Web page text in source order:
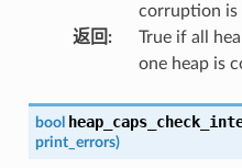
corruption is
返回 :
True if all
one heap is
bool
print_errors)